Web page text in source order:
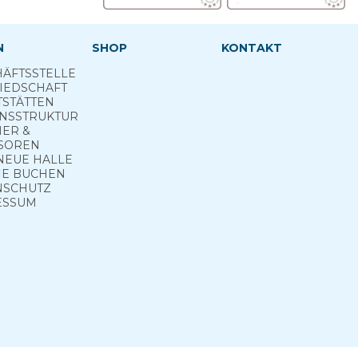
&
HALLE
BUCHEN
SHOP KONTAKT